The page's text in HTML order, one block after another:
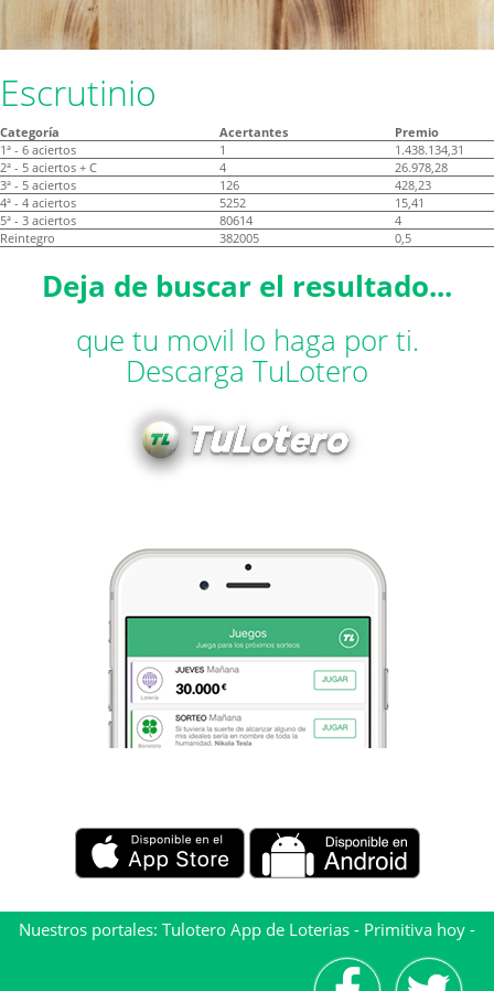
Escrutinio
Categoría Acertantes
Premio
1ª - 6 aciertos
1
1.438.134,31
2ª - 5 aciertos + C
4
26.978,28
3ª - 5 aciertos
126
428,23
4ª - 4 aciertos
5252
15,41
5ª - 3 aciertos
80614
4
Reintegro
382005 0,5
Deja de buscar el resultado...
que tu movil lo haga por ti.
Descarga TuLotero
Nuestros portales: Tulotero App de Loterias - Primitiva hoy -